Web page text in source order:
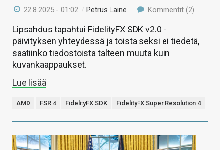
22.8.2025 - 01:02 /Petrus Laine Kommentit (2)
Lipsahdus tapahtui FidelityFX SDK v2.0 -
päivityksen yhteydessä ja toistaiseksi ei tiedetä,
saatiinko tiedostoista talteen muuta kuin
kuvankaappaukset.
Lue lisää
AMD FSR 4 FidelityFX SDK FidelityFX Super Resolution 4